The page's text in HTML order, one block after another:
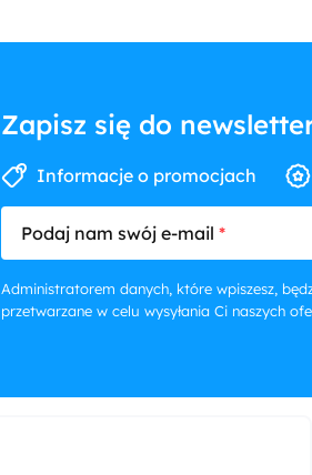
Zapisz się do
Informacje o promocjach
Podaj nam swój e-mail
Administratorem danych, które wpiszesz,
przetwarzane w celu wysyłania Ci naszych